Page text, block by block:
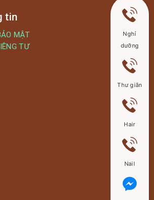
tin
MẬT
TƯ
Nghỉ
dưỡng
Thư giãn
Hair
Nail